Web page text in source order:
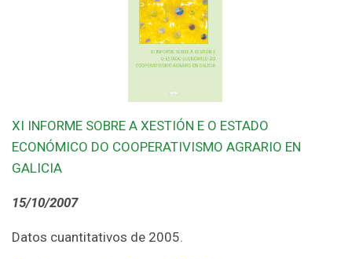
XI INFORME SOBRE A XESTIÓN E O ESTADO
ECONÓMICO DO COOPERATIVISMO AGRARIO EN
GALICIA
15/10/2007
Datos cuantitativos de 2005.